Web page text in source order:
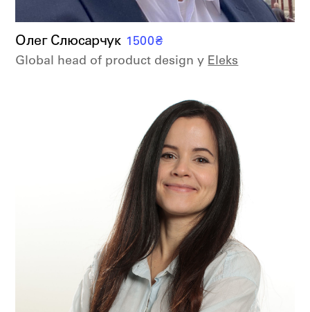
Олег Слюсарчук 1500₴
Global head of product design у Eleks